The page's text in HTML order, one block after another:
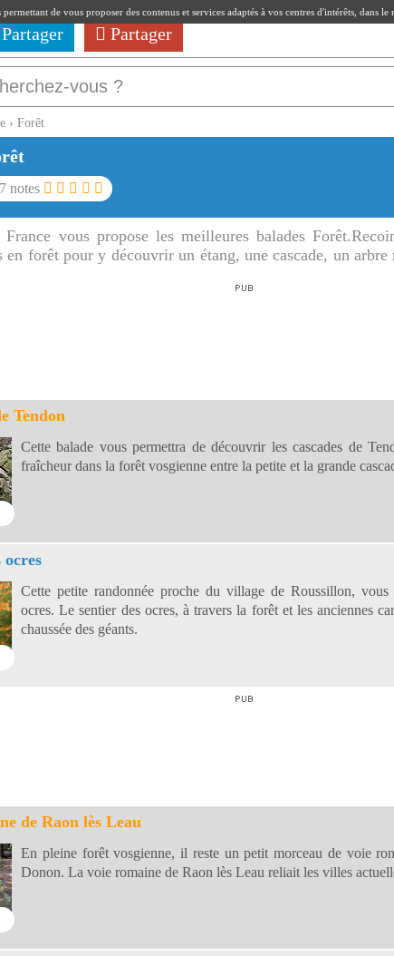
Partager Partager
› Forêt
notes
France vous propose les meilleures balades
en forêt pour y découvrir un étang, une cascade, un arbre
Tendon
Cette balade vous permettra de découvrir les cascades de
fraîcheur dans la forêt vosgienne entre la petite et la grande
ocres
Cette petite randonnée proche du village de Roussillon,
ocres. Le sentier des ocres, à travers la forêt et les anciennes
chaussée des géants.
de Raon lès Leau
En pleine forêt vosgienne, il reste un petit morceau de voie
Donon. La voie romaine de Raon lès Leau reliait les villes
de vous proposer des contenus et services adaptés à vos centres d'intérêts, dans le